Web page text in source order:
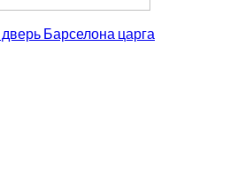
Барселона царга